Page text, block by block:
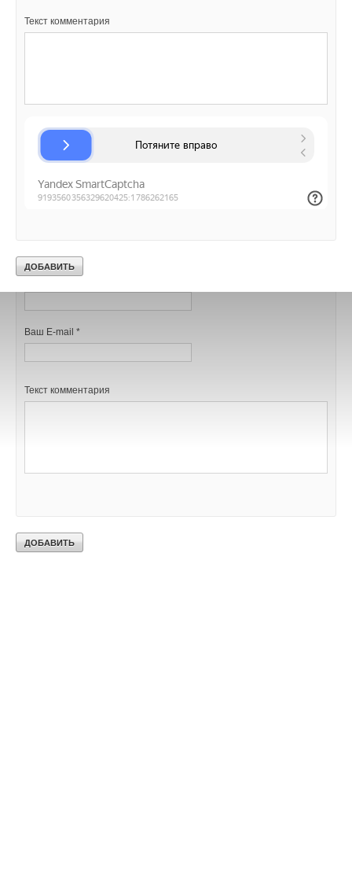
Текст комментария
инженерных систем
ЖУРНАЛ СОК ЯНВАРЬ 2026
Комментарии
В этой теме еще нет комментариев
Ваш E-mail *
Текст комментария